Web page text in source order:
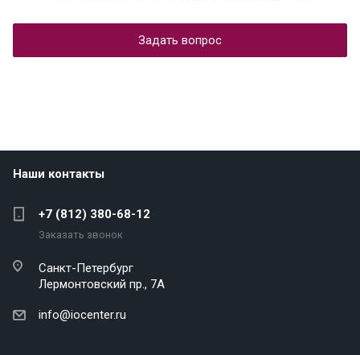
Задать вопрос
Наши контакты
+7 (812) 380-68-12
Заказать звонок
Санкт-Петербург
Лермонтовский пр., 7А
info@iocenter.ru